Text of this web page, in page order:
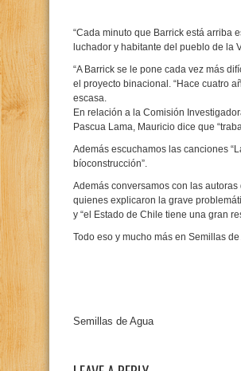
“Cada minuto que Barrick está arriba
luchador y habitante del pueblo de la
“A Barrick se le pone cada vez más
el proyecto binacional. “Hace cuatro
escasa.
En relación a la Comisión
Pascua Lama, Mauricio dice que
Además escuchamos las canciones
bíoconstrucción”.
Además conversamos con las
quienes explicaron la grave
y “el Estado de Chile tiene una gran
Todo eso y mucho más en Semillas de
Semillas de Agua